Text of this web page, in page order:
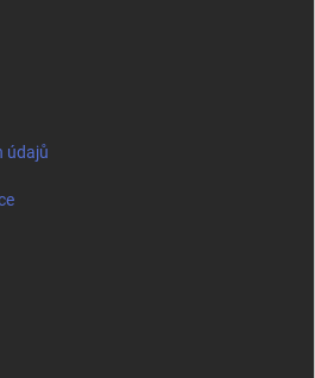
údajů